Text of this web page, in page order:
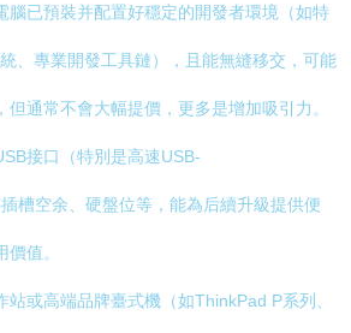
腦已預裝并配置好穩定的開發者環境（如特
、專業開發工具鏈），且能無縫移交，可能
通常不會大幅提價，更多是增加吸引力。
接口（特別是高速USB-
槽空余、硬盤位等，能為后續升級提供便
值。
站或高端品牌臺式機（如ThinkPad P系列、